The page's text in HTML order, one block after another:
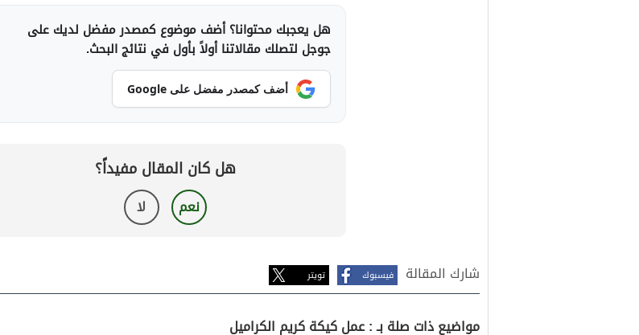
هل يعجبك محتوانا؟ أضف موضوع كمصدر مفضل لديك على
جوجل لتصلك مقالاتنا أولاً بأول في نتائج البحث.
أضف كمصدر مفضل على Google
هل كان المقال مفيداً؟
نعم لا
شارك المقالة فيسبوك تويتر
مواضيع ذات صلة بـ : عمل كيكة كريم الكراميل